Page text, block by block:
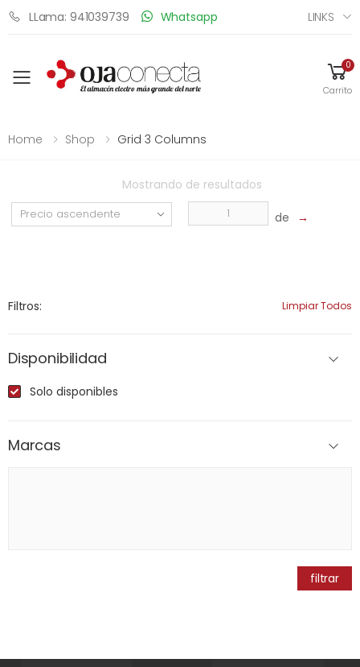
LLama: 941039739 Whatsapp LINKS
Toggle mobile menu
0
Carrito
Home Shop Grid 3 Columns
Mostrando de resultados
de →
Filtros: Limpiar Todos
Disponibilidad
Solo disponibles
Marcas
filtrar